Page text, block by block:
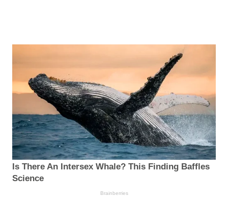
Is There An Intersex Whale? This Finding Baffles
Science
Brainberries